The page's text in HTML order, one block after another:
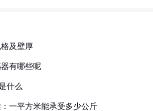
及壁厚
有哪些呢
什么
一平方米能承受多少公斤